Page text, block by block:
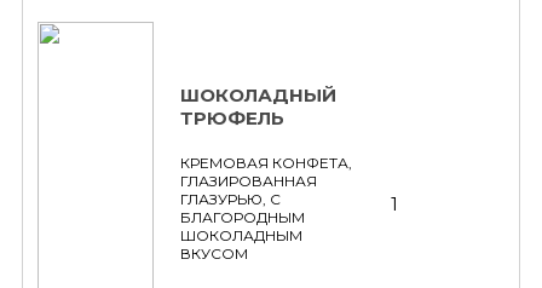
ШОКОЛАДНЫЙ
ТРЮФЕЛЬ
КРЕМОВАЯ КОНФЕТА,
ГЛАЗИРОВАННАЯ
ГЛАЗУРЬЮ, С
БЛАГОРОДНЫМ
ШОКОЛАДНЫМ
ВКУСОМ
1